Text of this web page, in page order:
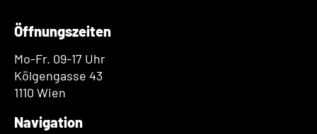
Öffnungszeiten
Mo-Fr. 09-17 Uhr
Kölgengasse 43
1110 Wien
Navigation